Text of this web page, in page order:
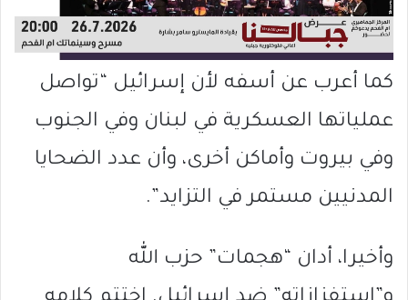
كما أعرب عن أسفه لأن إسرائيل “تواصل
عملياتها العسكرية في لبنان وفي الجنوب
وفي بيروت وأماكن أخرى، وأن عدد الضحايا
المدنيين مستمر في التزايد”.
وأخيرا، أدان “هجمات” حزب الله